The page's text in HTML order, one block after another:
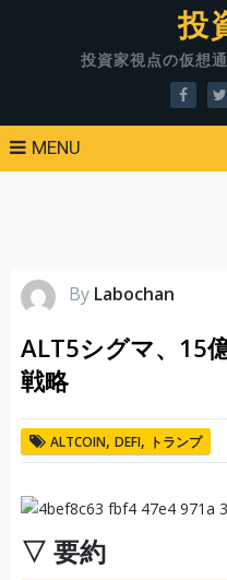
投
投資家視点の仮想
MENU
By Labochan
ALT5シグマ、15
戦略
ALTCOIN, DEFI, トランプ
▽ 要約